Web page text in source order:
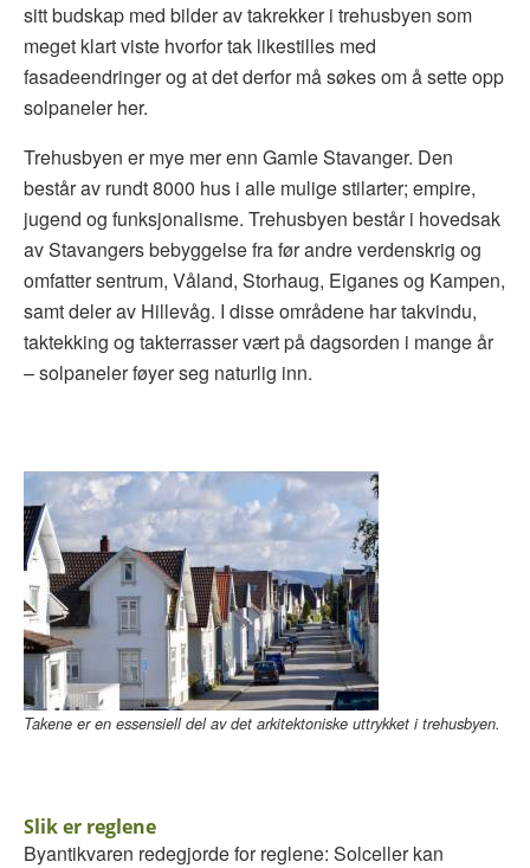
sitt budskap med bilder av takrekker i trehusbyen som
meget klart viste hvorfor tak likestilles med
fasadeendringer og at det derfor må søkes om å sette opp
solpaneler her.
Trehusbyen er mye mer enn Gamle Stavanger. Den
består av rundt 8000 hus i alle mulige stilarter; empire,
jugend og funksjonalisme. Trehusbyen består i hovedsak
av Stavangers bebyggelse fra før andre verdenskrig og
omfatter sentrum, Våland, Storhaug, Eiganes og Kampen,
samt deler av Hillevåg. I disse områdene har takvindu,
taktekking og takterrasser vært på dagsorden i mange år
– solpaneler føyer seg naturlig inn.
Takene er en essensiell del av det arkitektoniske uttrykket i trehusbyen.
Slik er reglene
Byantikvaren redegjorde for reglene: Solceller kan